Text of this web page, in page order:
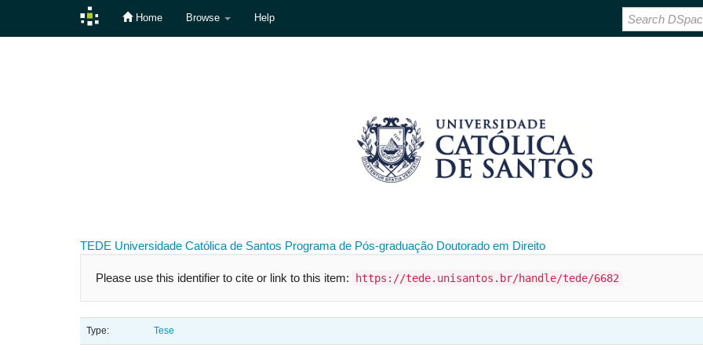
Home Browse Help
TEDE Universidade Católica de Santos Programa de Pós-graduação Doutorado em Direito
Please use this identifier to cite or link to this item: https://tede.unisantos.br/handle/tede/6682
Type: Tese